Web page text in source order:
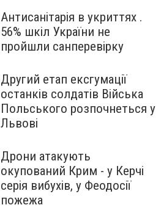
Антисанітарія в укриттях .
56% шкіл України не
пройшли санперевірку
Другий етап ексгумації
останків солдатів Війська
Польського розпочнеться у
Львові
Дрони атакують
окупований Крим - у Керчі
серія вибухів, у Феодосії
пожежа